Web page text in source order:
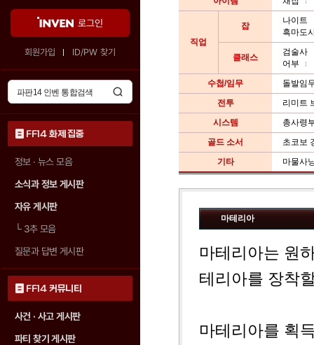
로그인
회원가입 ID/PW 찾기
FF14 화제 집중
정보 · 뉴스 모음
소식과 정보 게시판
자유 게시판
└3추 모음
질문과 답변 게시판
FF14 커뮤니티
사건 · 사고 게시판
파티 찾기 게시판
직업
잡
나이트
흑마도
클래스
검술사
어부
수첩/임무
돌발임
전투
리미트
시스템
총사령
골드 소서
초코보
기타
마물사
마테리아
마테리아는 원
테리아를 장착
마테리아를 획